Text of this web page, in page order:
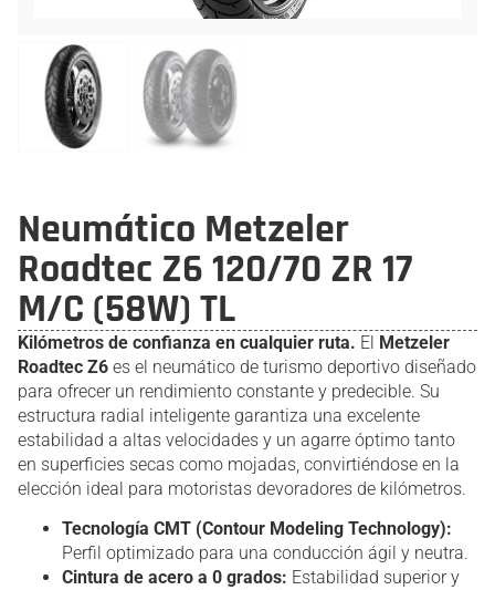
Neumático Metzeler
Roadtec Z6 120/70 ZR 17
M/C (58W) TL
Kilómetros de confianza en cualquier ruta. El Metzeler
Roadtec Z6 es el neumático de turismo deportivo diseñado
para ofrecer un rendimiento constante y predecible. Su
estructura radial inteligente garantiza una excelente
estabilidad a altas velocidades y un agarre óptimo tanto
en superficies secas como mojadas, convirtiéndose en la
elección ideal para motoristas devoradores de kilómetros.
Tecnología CMT (Contour Modeling Technology):
Perfil optimizado para una conducción ágil y neutra.
Cintura de acero a 0 grados: Estabilidad superior y